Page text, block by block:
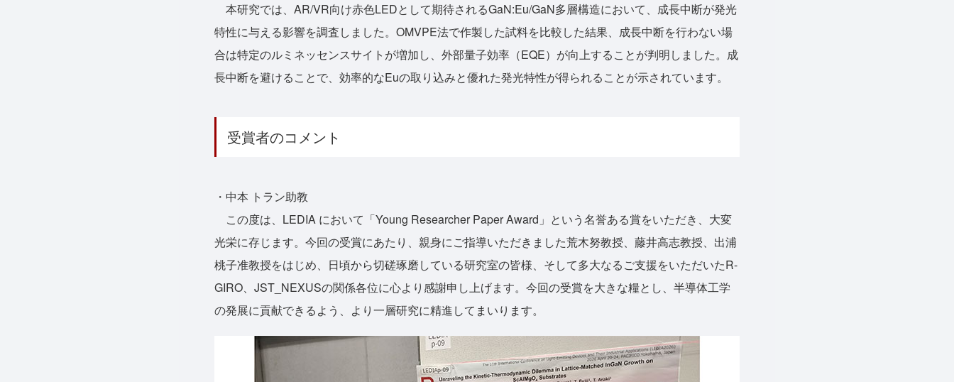
本研究では、AR/VR向け赤色LEDとして期待されるGaN:Eu/GaN多層構造において、成長中断が発光
特性に与える影響を調査しました。OMVPE法で作製した試料を比較した結果、成長中断を行わない場
合は特定のルミネッセンスサイトが増加し、外部量子効率（EQE）が向上することが判明しました。成
長中断を避けることで、効率的なEuの取り込みと優れた発光特性が得られることが示されています。
受賞者のコメント
・中本 トラン助教
この度は、LEDIA において「Young Researcher Paper Award」という名誉ある賞をいただき、大変
光栄に存じます。今回の受賞にあたり、親身にご指導いただきました荒木努教授、藤井高志教授、出浦
桃子准教授をはじめ、日頃から切磋琢磨している研究室の皆様、そして多大なるご支援をいただいたR-
GIRO、JST_NEXUSの関係各位に心より感謝申し上げます。今回の受賞を大きな糧とし、半導体工学
の発展に貢献できるよう、より一層研究に精進してまいります。